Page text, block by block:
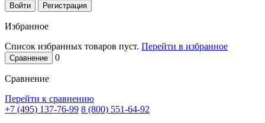
Войти Регистрация
Избранное
Список избранных товаров пуст. Перейти в избранное
Сравнение 0
Сравнение
Перейти к сравнению
+7 (495) 137-76-99 8 (800) 551-64-92